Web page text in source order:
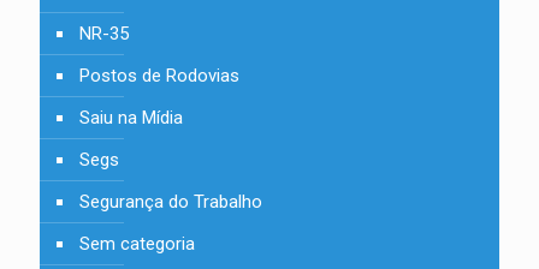
NR-35
Postos de Rodovias
Saiu na Mídia
Segs
Segurança do Trabalho
Sem categoria